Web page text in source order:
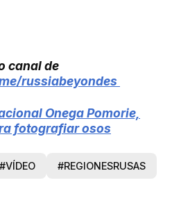
canal de
russiabeyondes
Onega Pomorie,
fotografiar osos
#VÍDEO #REGIONESRUSAS